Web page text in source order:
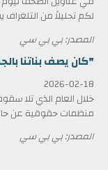
لكم تحليلاً من التلغراف
المصدر: بي بي سي
"كان يصف بناتنا
2026-02-18
خلال العام الذي تلا
منظمات حقوقية عن
المصدر: بي بي سي